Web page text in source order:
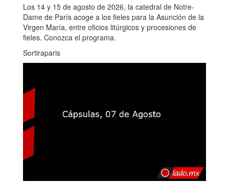
Los 14 y 15 de agosto de 2026, la catedral de Notre-
Dame de París acoge a los fieles para la Asunción de la
Virgen María, entre oficios litúrgicos y procesiones de
fieles. Conozca el programa.
Sortiraparis